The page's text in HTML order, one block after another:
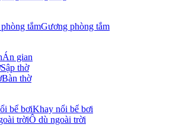
Gương phòng tắm
Án gian
Sập thờ
Bàn thờ
Khay nổi bể bơi
Ô dù ngoài trời